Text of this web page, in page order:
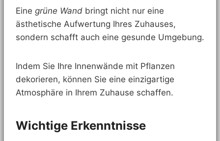
Eine grüne Wand bringt nicht nur eine
ästhetische Aufwertung Ihres Zuhauses,
sondern schafft auch eine gesunde Umgebung.
Indem Sie Ihre Innenwände mit Pflanzen
dekorieren, können Sie eine einzigartige
Atmosphäre in Ihrem Zuhause schaffen.
Wichtige Erkenntnisse